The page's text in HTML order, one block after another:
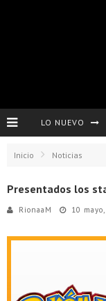
LO NUEVO
Inicio Noticias
Presentados los
RionaaM 10